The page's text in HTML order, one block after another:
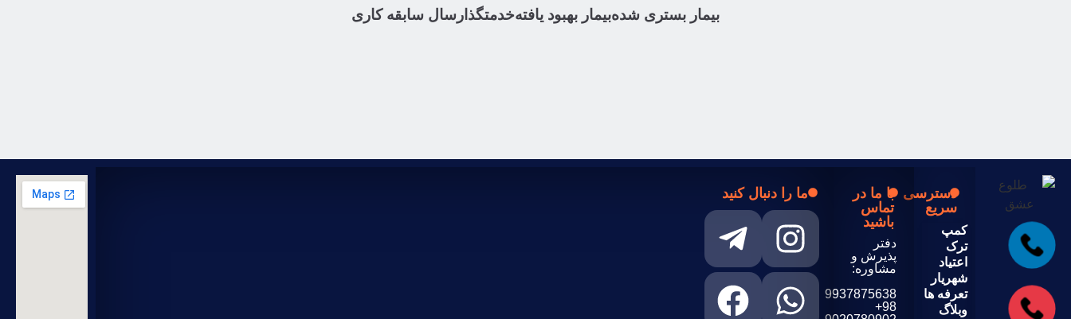
بیمار بستری شدهبیمار بهبود یافتهخدمتگذار سال سابقه کاری
دسترسی
سریع
کمپ
ترک
اعتیاد
شهریار
تعرفه ها
وبلاگ
با ما در
تماس
باشید
دفتر
پذیرش و
مشاوره:
9937875638
98+
ما را دنبال کنید